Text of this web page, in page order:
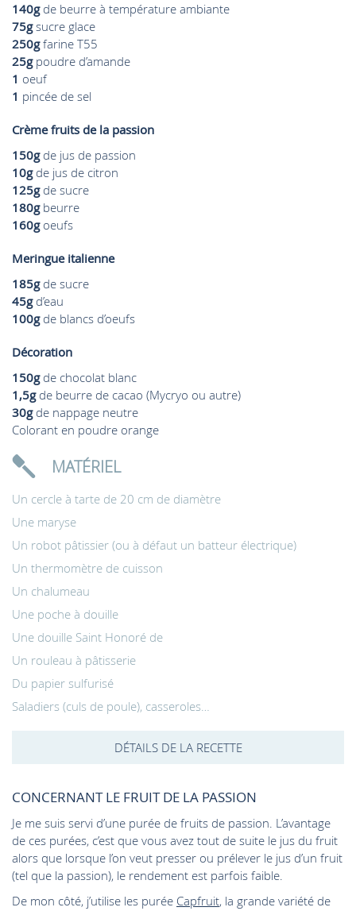
140gde beurre à température ambiante
75gsucre glace
250gfarine T55
25gpoudre d’amande
1 oeuf
1 pincée de sel
Crème fruits de la passion
150gde jus de passion
10gde jus de citron
125gde sucre
180gbeurre
160goeufs
Meringue italienne
185gde sucre
45gd’eau
100gde blancs d’oeufs
Décoration
150gde chocolat blanc
1,5gde beurre de cacao (Mycryo ou autre)
30gde nappage neutre
Colorant en poudre orange
MATÉRIEL
Un cercle à tarte de 20 cm de diamètre
Une maryse
Un robot pâtissier (ou à défaut un batteur électrique)
Un thermomètre de cuisson
Un chalumeau
Une poche à douille
Une douille Saint Honoré de
Un rouleau à pâtisserie
Du papier sulfurisé
Saladiers (culs de poule), casseroles…
DÉTAILS DE LA RECETTE
CONCERNANT LE FRUIT DE LA PASSION
Je me suis servi d’une purée de fruits de passion. L’avantage
de ces purées, c’est que vous avez tout de suite le jus du fruit
alors que lorsque l’on veut presser ou prélever le jus d’un fruit
(tel que la passion), le rendement est parfois faible.
De mon côté, j’utilise les purée Capfruit, la grande variété de